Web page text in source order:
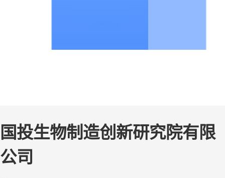
国投生物制造创新研究院有限
公司